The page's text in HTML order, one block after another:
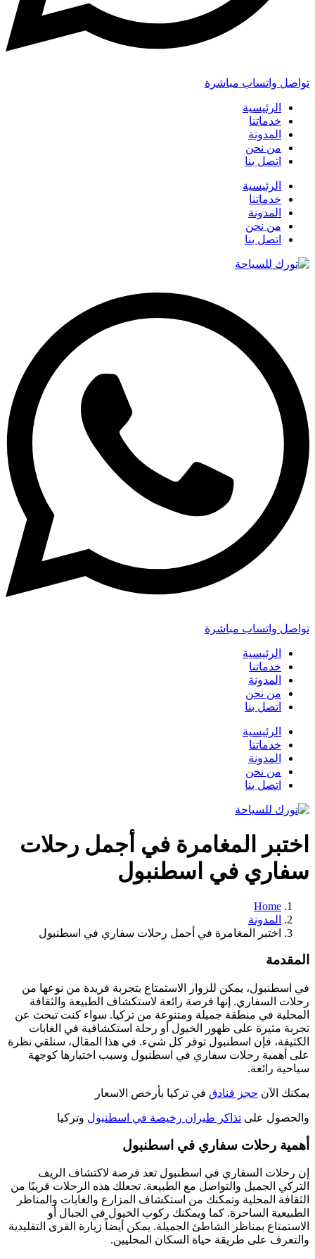
تواصل واتساب مباشرة
الرئيسية
خدماتنا
المدونة
من نحن
اتصل بنا
الرئيسية
خدماتنا
المدونة
من نحن
اتصل بنا
تواصل واتساب مباشرة
الرئيسية
خدماتنا
المدونة
من نحن
اتصل بنا
الرئيسية
خدماتنا
المدونة
من نحن
اتصل بنا
اختبر المغامرة في أجمل رحلات
سفاري في اسطنبول
Home
المدونة
اختبر المغامرة في أجمل رحلات سفاري في اسطنبول
المقدمة
في اسطنبول، يمكن للزوار الاستمتاع بتجربة فريدة من نوعها من
رحلات السفاري. إنها فرصة رائعة لاستكشاف الطبيعة والثقافة
المحلية في منطقة جميلة ومتنوعة من تركيا. سواء كنت تبحث عن
تجربة مثيرة على ظهور الخيول أو رحلة استكشافية في الغابات
الكثيفة، فإن اسطنبول توفر كل شيء. في هذا المقال، سنلقي نظرة
على أهمية رحلات سفاري في اسطنبول وسبب اختيارها كوجهة
سياحية رائعة.
يمكنك الآن حجز فنادق في تركيا بأرخص الاسعار
والحصول على تذاكر طيران رخيصة في اسطنبول وتركيا
أهمية رحلات سفاري في اسطنبول
إن رحلات السفاري في اسطنبول تعد فرصة لاكتشاف الريف
التركي الجميل والتواصل مع الطبيعة. تجعلك هذه الرحلات قريبًا من
الثقافة المحلية وتمكنك من استكشاف المزارع والغابات والمناظر
الطبيعية الساحرة. كما ويمكنك ركوب الخيول في الجبال أو
الاستمتاع بمناظر الشاطئ الجميلة. يمكن أيضاً زيارة القرى التقليدية
والتعرف على طريقة حياة السكان المحليين.